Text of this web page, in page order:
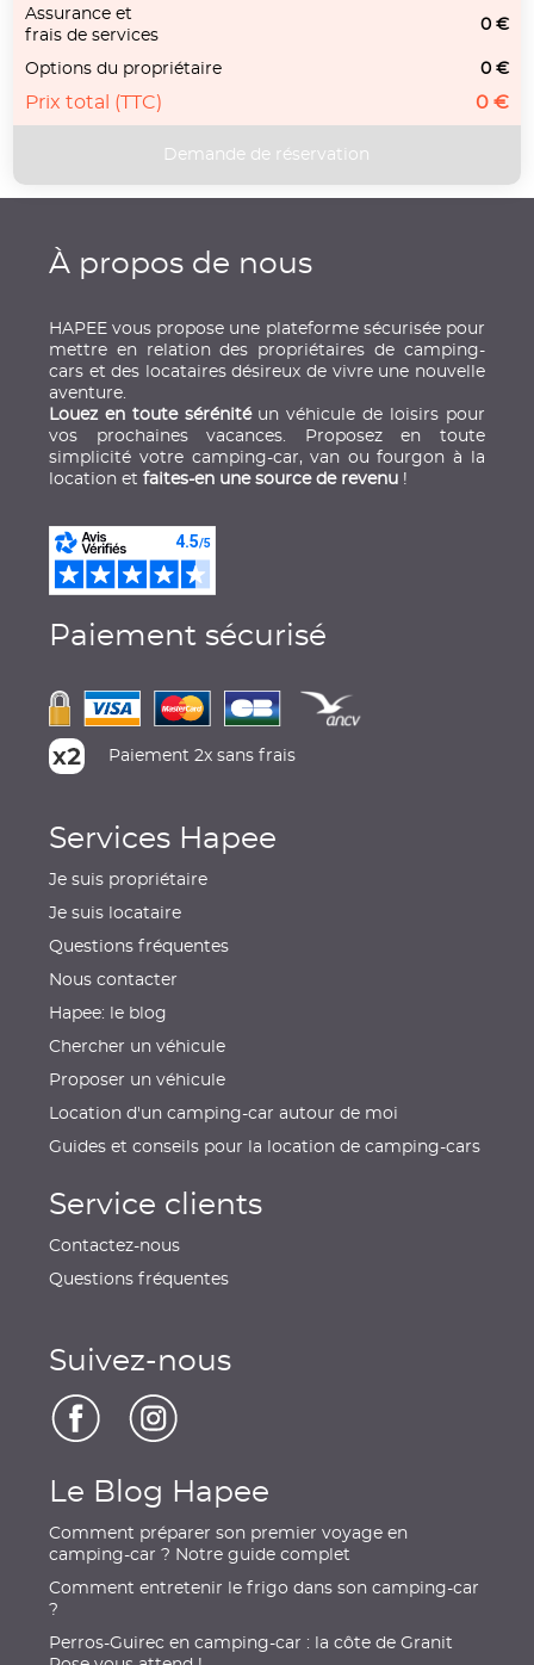
Assurance et
frais de services
0 €
Options du propriétaire 0 €
Prix total (TTC) 0 €
À propos de nous
HAPEE vous propose une plateforme sécurisée pour
mettre en relation des propriétaires de camping-
cars et des locataires désireux de vivre une nouvelle
aventure.
Louez en toute sérénitéun véhicule de loisirs pour
vos prochaines vacances. Proposez en toute
simplicité votre camping-car, van ou fourgon à la
location etfaites-en une source de revenu !
Paiement sécurisé
Paiement 2x sans frais
Services Hapee
Je suis propriétaire
Je suis locataire
Questions fréquentes
Nous contacter
Hapee: le blog
Chercher un véhicule
Proposer un véhicule
Location d'un camping-car autour de moi
Guides et conseils pour la location de camping-cars
Service clients
Contactez-nous
Questions fréquentes
Suivez-nous
Le Blog Hapee
Comment préparer son premier voyage en
camping-car ? Notre guide complet
Comment entretenir le frigo dans son camping-car
?
Perros-Guirec en camping-car : la côte de Granit